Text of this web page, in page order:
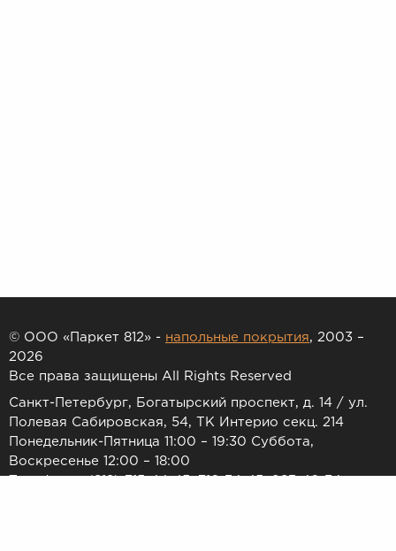
© ООО «Паркет 812» - напольные покрытия, 2003 –
2026
Все права защищены All Rights Reserved
Санкт-Петербург, Богатырский проспект, д. 14 / ул.
Полевая Сабировская, 54, ТК Интерио секц. 214
Понедельник-Пятница 11:00 – 19:30 Суббота,
Воскресенье 12:00 – 18:00